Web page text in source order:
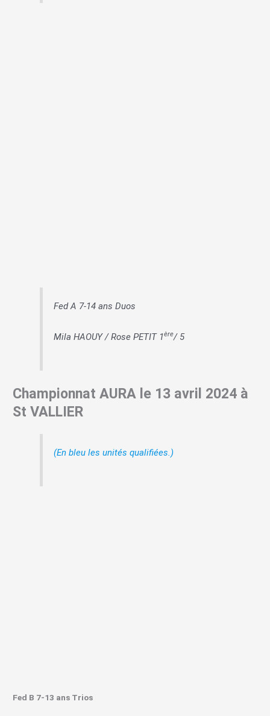
Fed A 7-14 ans Duos
Mila HAOUY / Rose PETIT 1ère/ 5
Championnat AURA le 13 avril 2024 à
St VALLIER
(En bleu les unités qualifiées.)
Fed B 7-13 ans Trios